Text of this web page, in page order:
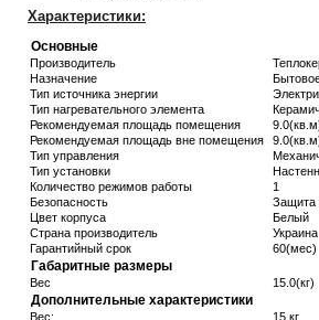
Характеристики:
Основные
Производитель
Назначение
Тип источника энергии
Тип нагревательного элемента
Рекомендуемая площадь помещения
Рекомендуемая площадь вне помещения
Тип управления
Тип установки
Количество режимов работы
1
Безопасность
Защита
Цвет корпуса
Белый
Страна производитель
Украина
Гарантийный срок
60(мес)
Габаритные размеры
Вес 15.0(кг)
Дополнительные характеристики
Вес: 15 кг